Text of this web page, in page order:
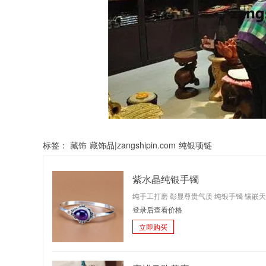
标签： 藏饰 藏饰品|zangshipin.com 纯银项链
紫水晶纯银手镯
纯手工打磨 彰显尊贵气质 纯银手镯 镶嵌
登录后查看价格
立即购买